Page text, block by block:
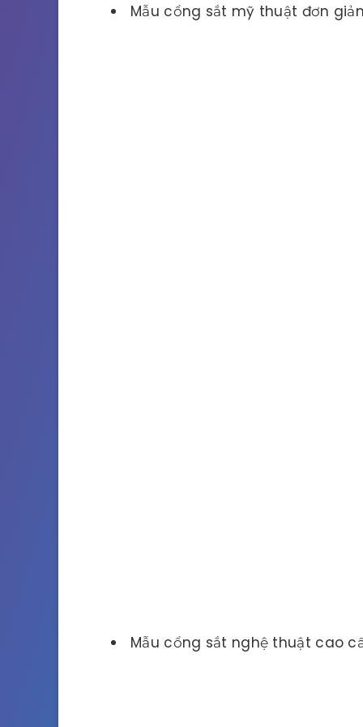
Mẫu cổng sắt mỹ thuật đơn
Mẫu cổng sắt nghệ thuật cao